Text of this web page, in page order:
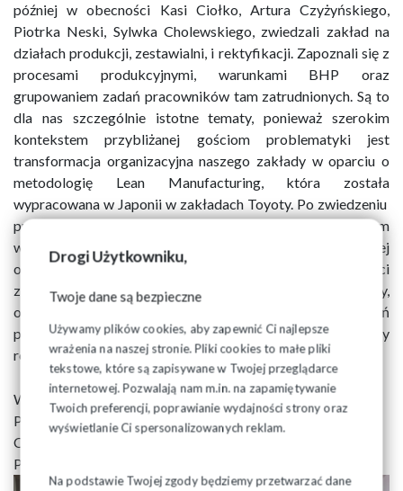
Drogi Użytkowniku,
Twoje dane są bezpieczne
Używamy plików cookies, aby zapewnić Ci najlepsze
wrażenia na naszej stronie. Pliki cookies to małe pliki
tekstowe, które są zapisywane w Twojej przeglądarce
internetowej. Pozwalają nam m.in. na zapamiętywanie
Twoich preferencji, poprawianie wydajności strony oraz
wyświetlanie Ci spersonalizowanych reklam.
Na podstawie Twojej zgody będziemy przetwarzać dane
później w obecności Kasi Ciołko, Artura Czyżyńskiego,
Piotrka Neski, Sylwka Cholewskiego, zwiedzali zakład na
działach produkcji, zestawialni, i rektyfikacji. Zapoznali się z
procesami produkcyjnymi, warunkami BHP oraz
grupowaniem zadań pracowników tam zatrudnionych. Są to
dla nas szczególnie istotne tematy, ponieważ szerokim
kontekstem przybliżanej gościom problematyki jest
transformacja organizacyjna naszego zakłady w oparciu o
metodologię Lean Manufacturing, która została
wypracowana w Japonii w zakładach Toyoty. Po zwiedzeniu
procesów produkcyjnych odbyła się dyskusja z udziałem
wszystkich członków władzy wykonawczej naszej
organizacji na temat różnorodnych barier w działalności
związkowej, związanych ze strukturą pracodawcy,
obciążeniem pracą oraz poszukiwaniem rozwiązań
prowadzących do wypracowywania optymalnej architektury
relacji z pracodawcą.
Waldemar Kiszkiel
Przewodniczący OM NSZZ "Solidarność"
CEDC International Sp. z o.o.
POLMOS Białystok